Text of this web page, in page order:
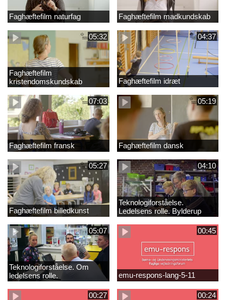
Faghæftefilm naturfag Faghæftefilm madkundskab
05:32
Faghæftefilm
kristendomskundskab
04:37
Faghæftefilm idræt
07:03
Faghæftefilm fransk
05:19
Faghæftefilm dansk
05:27
Faghæftefilm billedkunst
04:10
Teknologiforståelse.
Ledelsens rolle. Bylderup
Skole
05:07
Teknologiforståelse. Om
ledelsens rolle.
Sofiendalskolen
00:45
emu-respons-lang-5-11
00:27 00:24